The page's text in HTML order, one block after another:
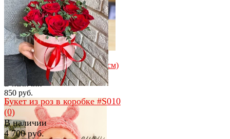
избранное сравнить
Мишутка с бантом белый (35см)
(0)
В наличии
850 руб.
избранное сравнить
Букет из роз в коробке #S010
(0)
В наличии
4 700 руб.